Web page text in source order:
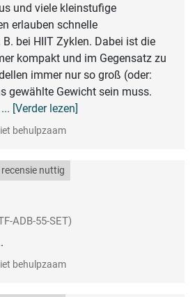
und viele kleinstufige
erlauben schnelle
bei HIIT Zyklen. Dabei ist die
kompakt und im Gegensatz zu
immer nur so groß (oder:
gewählte Gewicht sein muss.
... [Verder lezen]
behulpzaam
nuttig
ADB-55-SET)
behulpzaam